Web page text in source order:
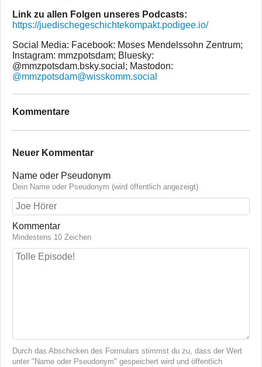
Link zu allen Folgen unseres Podcasts:
https://juedischegeschichtekompakt.podigee.io/
Social Media: Facebook: Moses Mendelssohn Zentrum;
Instagram: mmzpotsdam; Bluesky:
@mmzpotsdam.bsky.social‬; Mastodon:
@mmzpotsdam@wisskomm.social
Kommentare
Neuer Kommentar
Name oder Pseudonym
Dein Name oder Pseudonym (wird öffentlich angezeigt)
Kommentar
Mindestens 10 Zeichen
Durch das Abschicken des Formulars stimmst du zu, dass der Wert
unter "Name oder Pseudonym" gespeichert wird und öffentlich